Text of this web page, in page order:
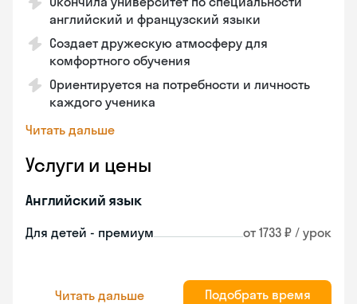
английский и французский языки
Создает дружескую атмосферу для
комфортного обучения
Ориентируется на потребности и личность
каждого ученика
Читать дальше
Услуги и цены
Английский язык
Для детей - премиум от 1733 ₽ / урок
Читать дальше Подобрать время